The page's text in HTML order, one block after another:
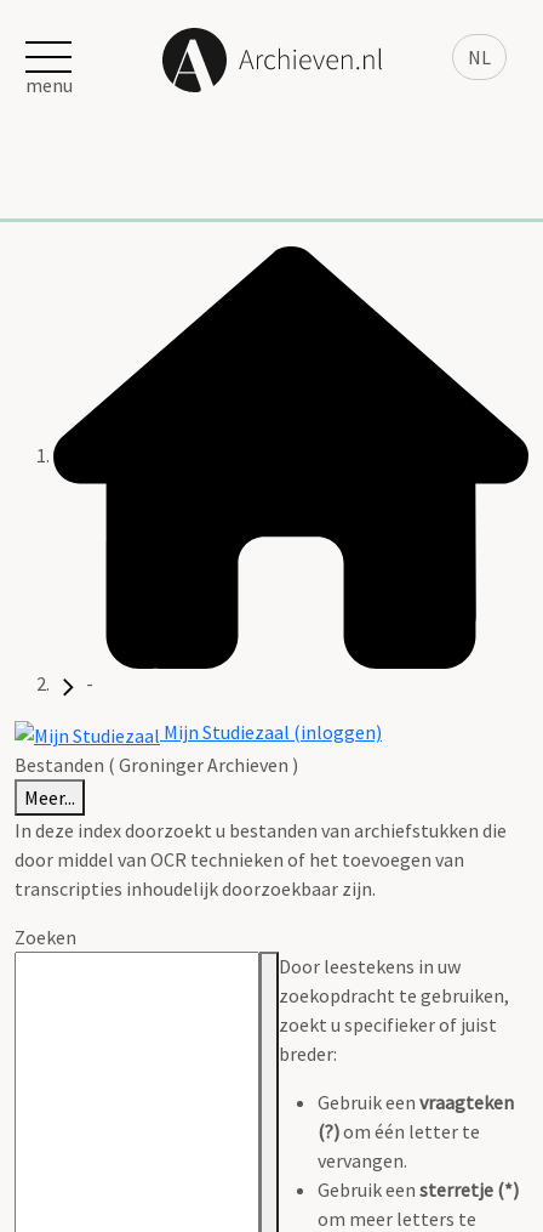
NL
menu
-
Mijn Studiezaal (inloggen)
Bestanden ( Groninger Archieven )
Meer...
In deze index doorzoekt u bestanden van archiefstukken die
door middel van OCR technieken of het toevoegen van
transcripties inhoudelijk doorzoekbaar zijn.
Zoeken
Door leestekens in uw
zoekopdracht te gebruiken,
zoekt u specifieker of juist
breder:
Gebruik een vraagteken
(?)om één letter te
vervangen.
Gebruik een sterretje (*)
om meer letters te